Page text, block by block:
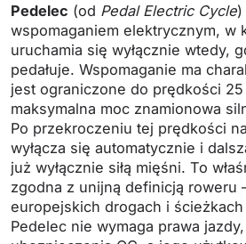
Pedelec (od Pedal Electric Cycle
wspomaganiem elektrycznym, w
uruchamia się wyłącznie wtedy,
pedałuje. Wspomaganie ma
jest ograniczone do prędkości
maksymalna moc znamionowa
Po przekroczeniu tej prędkości
wyłącza się automatycznie i
już wyłącznie siłą mięśni. To
zgodna z unijną definicją roweru
europejskich drogach i
Pedelec nie wymaga prawa